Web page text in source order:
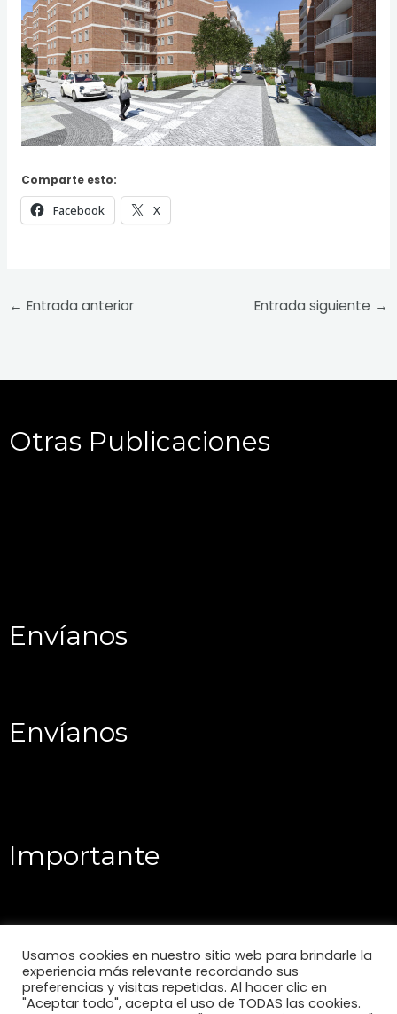
Comparte esto:
Facebook X
← Entrada anterior Entrada siguiente →
Otras Publicaciones
Envíanos
Envíanos
Importante
Usamos cookies en nuestro sitio web para brindarle la
experiencia más relevante recordando sus
preferencias y visitas repetidas. Al hacer clic en
"Aceptar todo", acepta el uso de TODAS las cookies.